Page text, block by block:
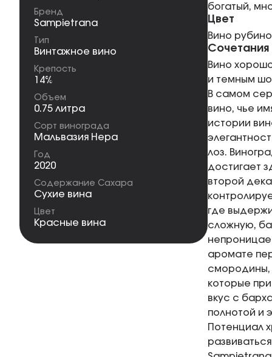
Бренд
Sampietrana
Тип
Винтажное вино
Крепость
14%
Объем
0.75 литра
Сорт винограда
Мальвазия Нера
Год
2020
Содержание Сахара
Сухие вина
Цвет
Красные вина
богатый,
Цвет
Вино
Сочетания
Вино
и темным
В самом
вино, чье
истории
лоз.
достигает
второй
где
сложную,
аромате
смородины,
которые
вкус с
полнотой и
Потенциал